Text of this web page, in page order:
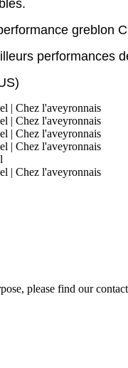
greblon
performances
please find our